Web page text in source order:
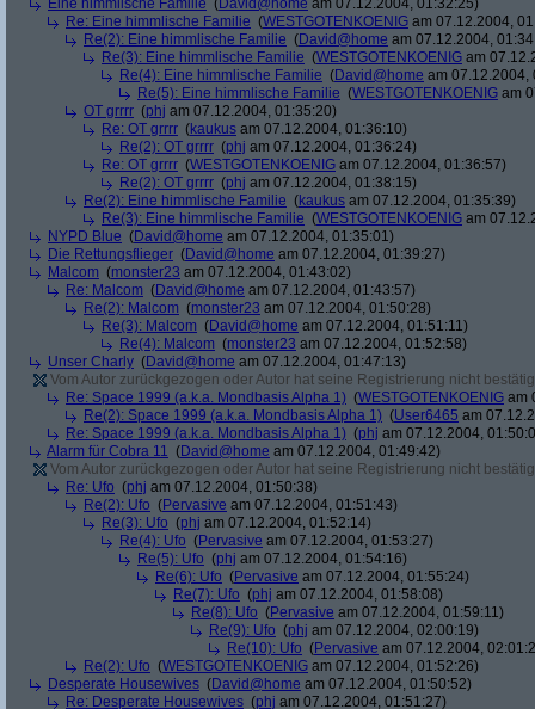
Eine himmlische Familie ( David@home am 07.12.2004, 01:32:25)
Re: Eine himmlische Familie (WESTGOTENKOENIG am 07.12.2004,
Re(2): Eine himmlische Familie (David@home am 07.12.2004,
Re(3): Eine himmlische Familie (WESTGOTENKOENIG am
Re(4): Eine himmlische Familie (David@home am 07.12.2004,
Re(5): Eine himmlische Familie (WESTGOTENKOENIG am
OT grrrr (phj am 07.12.2004, 01:35:20)
Re: OT grrrr (kaukus am 07.12.2004, 01:36:10)
Re(2): OT grrrr (phj am 07.12.2004, 01:36:24)
Re: OT grrrr (WESTGOTENKOENIG am 07.12.2004, 01:36:57)
Re(2): OT grrrr (phj am 07.12.2004, 01:38:15)
Re(2): Eine himmlische Familie (kaukus am 07.12.2004, 01:35:39)
Re(3): Eine himmlische Familie (WESTGOTENKOENIG am
NYPD Blue (David@home am 07.12.2004, 01:35:01)
Die Rettungsflieger (David@home am 07.12.2004, 01:39:27)
Malcom (monster23 am 07.12.2004, 01:43:02)
Re: Malcom (David@home am 07.12.2004, 01:43:57)
Re(2): Malcom (monster23 am 07.12.2004, 01:50:28)
Re(3): Malcom (David@home am 07.12.2004, 01:51:11)
Re(4): Malcom (monster23 am 07.12.2004, 01:52:58)
Unser Charly (David@home am 07.12.2004, 01:47:13)
Vom Autor zurückgezogen oder Autor hat seine Registrierung nicht
Re: Space 1999 (a.k.a. Mondbasis Alpha 1) (WESTGOTENKOENIG am
Re(2): Space 1999 (a.k.a. Mondbasis Alpha 1) (User6465 am
Re: Space 1999 (a.k.a. Mondbasis Alpha 1) (phj am 07.12.2004,
Alarm für Cobra 11 (David@home am 07.12.2004, 01:49:42)
Vom Autor zurückgezogen oder Autor hat seine Registrierung nicht
Re: Ufo (phj am 07.12.2004, 01:50:38)
Re(2): Ufo (Pervasive am 07.12.2004, 01:51:43)
Re(3): Ufo (phj am 07.12.2004, 01:52:14)
Re(4): Ufo (Pervasive am 07.12.2004, 01:53:27)
Re(5): Ufo (phj am 07.12.2004, 01:54:16)
Re(6): Ufo (Pervasive am 07.12.2004, 01:55:24)
Re(7): Ufo (phj am 07.12.2004, 01:58:08)
Re(8): Ufo (Pervasive am 07.12.2004, 01:59:11)
Re(9): Ufo (phj am 07.12.2004, 02:00:19)
Re(10): Ufo (Pervasive am 07.12.2004,
Re(2): Ufo (WESTGOTENKOENIG am 07.12.2004, 01:52:26)
Desperate Housewives (David@home am 07.12.2004, 01:50:52)
Re: Desperate Housewives (phj am 07.12.2004, 01:51:27)